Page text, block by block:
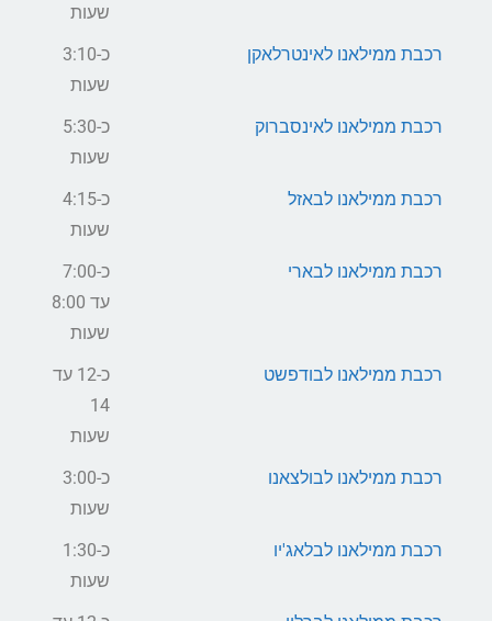
שעות
רכבת ממילאנו לאינטרלאקן
כ-3:10
שעות
רכבת ממילאנו לאינסברוק
כ-5:30
שעות
רכבת ממילאנו לבאזל
כ-4:15
שעות
רכבת ממילאנו לבארי
כ-7:00
עד 8:00
שעות
רכבת ממילאנו לבודפשט
כ-12 עד
14
שעות
רכבת ממילאנו לבולצאנו
כ-3:00
שעות
רכבת ממילאנו לבלאג'יו
כ-1:30
שעות